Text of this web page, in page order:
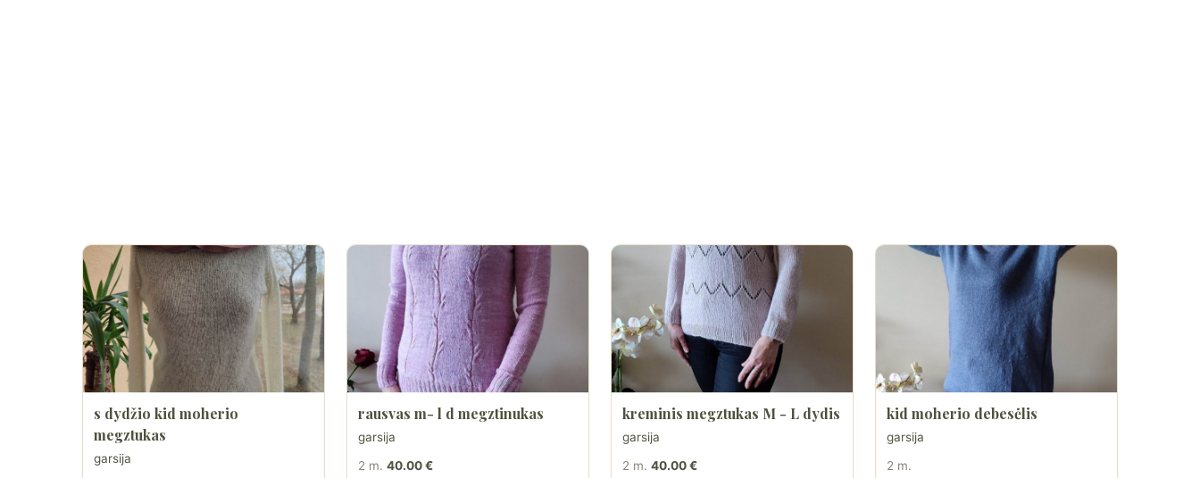
s dydžio kid moherio
megztukas
garsija
rausvas m- l d megztinukas
garsija
2 m. 40.00 €
kreminis megztukas M - L dydis
garsija
2 m. 40.00 €
kid moherio debesėlis
garsija
2 m.